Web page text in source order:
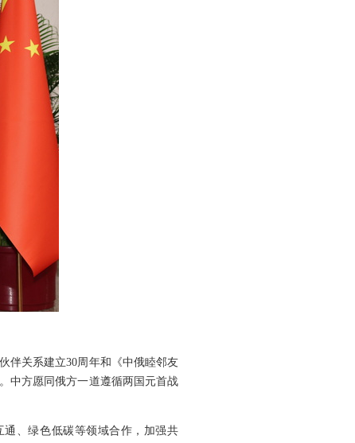
伴关系建立30周年和《中俄睦邻友
中方愿同俄方一道遵循两国元首战
、绿色低碳等领域合作，加强共